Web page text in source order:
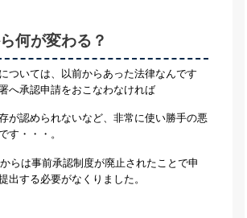
何が変わる？
ついては、以前からあった法律なんです
へ承認申請をおこなわなければ
が認められないなど、非常に使い勝手の悪
す・・・。
らは事前承認制度が廃止されたことで申
出する必要がなくりました。